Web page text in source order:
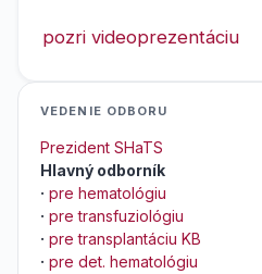
pozri videoprezentáciu
VEDENIE ODBORU
Prezident SHaTS
Hlavný odborník
· pre hematológiu
· pre transfuziológiu
· pre transplantáciu KB
· pre det. hematológiu